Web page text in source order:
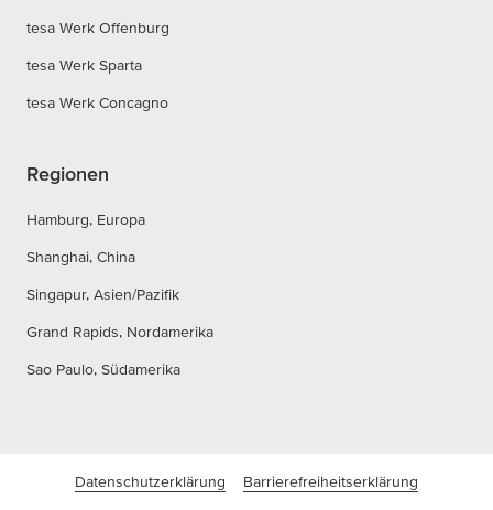
tesa Werk Offenburg
tesa Werk Sparta
tesa Werk Concagno
Regionen
Hamburg, Europa
Shanghai, China
Singapur, Asien/Pazifik
Grand Rapids, Nordamerika
Sao Paulo, Südamerika
Datenschutzerklärung Barrierefreiheitserklärung